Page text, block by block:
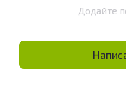
Додайте